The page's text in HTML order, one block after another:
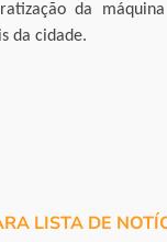
da
da cidade.
LISTA DE